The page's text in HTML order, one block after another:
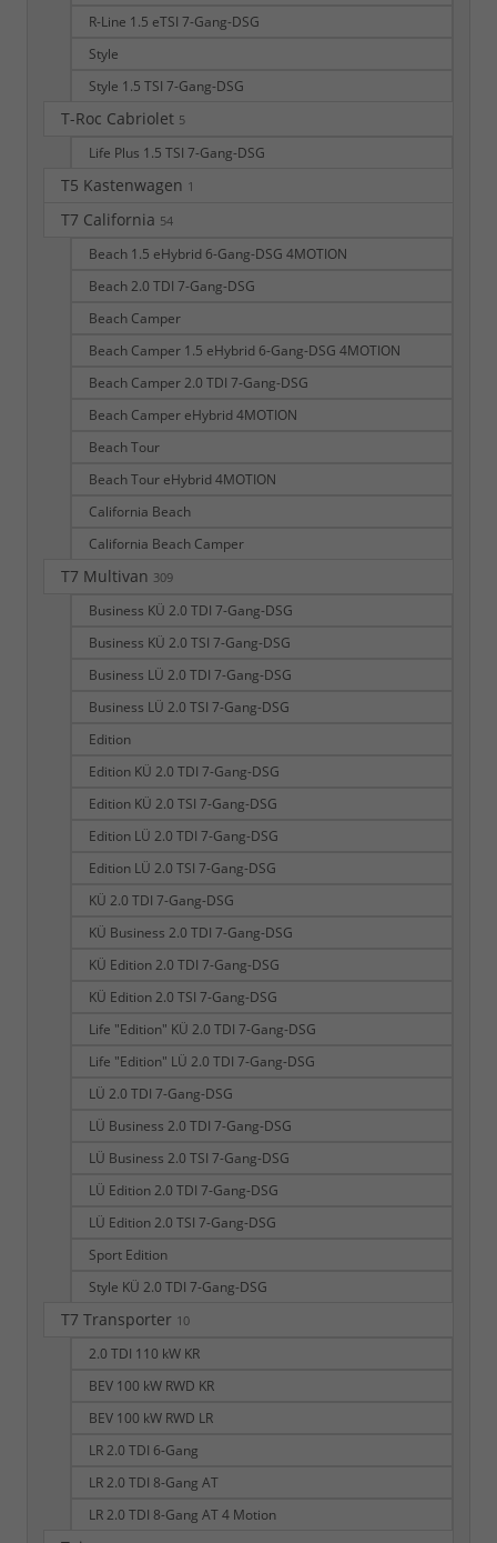
R-Line 1.5 eTSI 7-Gang-DSG
Style
Style 1.5 TSI 7-Gang-DSG
T-Roc Cabriolet 5
Life Plus 1.5 TSI 7-Gang-DSG
T5 Kastenwagen 1
T7 California 54
Beach 1.5 eHybrid 6-Gang-DSG 4MOTION
Beach 2.0 TDI 7-Gang-DSG
Beach Camper
Beach Camper 1.5 eHybrid 6-Gang-DSG 4MOTION
Beach Camper 2.0 TDI 7-Gang-DSG
Beach Camper eHybrid 4MOTION
Beach Tour
Beach Tour eHybrid 4MOTION
California Beach
California Beach Camper
T7 Multivan 309
Business KÜ 2.0 TDI 7-Gang-DSG
Business KÜ 2.0 TSI 7-Gang-DSG
Business LÜ 2.0 TDI 7-Gang-DSG
Business LÜ 2.0 TSI 7-Gang-DSG
Edition
Edition KÜ 2.0 TDI 7-Gang-DSG
Edition KÜ 2.0 TSI 7-Gang-DSG
Edition LÜ 2.0 TDI 7-Gang-DSG
Edition LÜ 2.0 TSI 7-Gang-DSG
KÜ 2.0 TDI 7-Gang-DSG
KÜ Business 2.0 TDI 7-Gang-DSG
KÜ Edition 2.0 TDI 7-Gang-DSG
KÜ Edition 2.0 TSI 7-Gang-DSG
Life "Edition" KÜ 2.0 TDI 7-Gang-DSG
Life "Edition" LÜ 2.0 TDI 7-Gang-DSG
LÜ 2.0 TDI 7-Gang-DSG
LÜ Business 2.0 TDI 7-Gang-DSG
LÜ Business 2.0 TSI 7-Gang-DSG
LÜ Edition 2.0 TDI 7-Gang-DSG
LÜ Edition 2.0 TSI 7-Gang-DSG
Sport Edition
Style KÜ 2.0 TDI 7-Gang-DSG
T7 Transporter 10
2.0 TDI 110 kW KR
BEV 100 kW RWD KR
BEV 100 kW RWD LR
LR 2.0 TDI 6-Gang
LR 2.0 TDI 8-Gang AT
LR 2.0 TDI 8-Gang AT 4 Motion